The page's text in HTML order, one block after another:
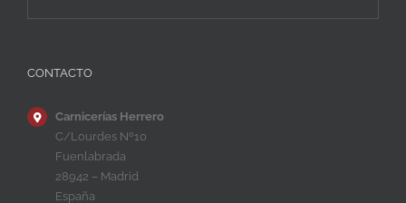
CONTACTO
Carnicerías Herrero
C/Lourdes Nº10
Fuenlabrada
28942 – Madrid
España